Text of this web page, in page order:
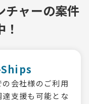
チャーの案件
会社様のご利用
支援も可能とな